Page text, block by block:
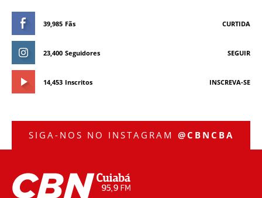
39,985 Fãs CURTIDA
23,400 Seguidores SEGUIR
14,453 Inscritos INSCREVA-SE
SIGA-NOS NO INSTAGRAM @CBNCBA